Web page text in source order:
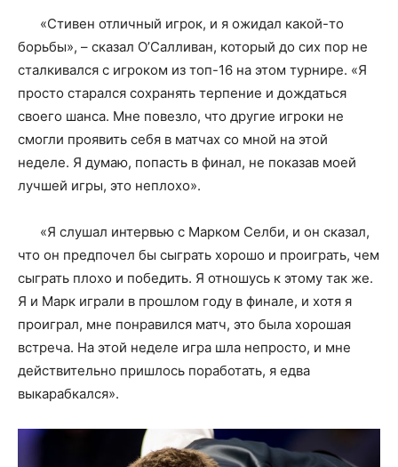
«Стивен отличный игрок, и я ожидал какой-то
борьбы», – сказал О’Салливан, который до сих пор не
сталкивался с игроком из топ-16 на этом турнире. «Я
просто старался сохранять терпение и дождаться
своего шанса. Мне повезло, что другие игроки не
смогли проявить себя в матчах со мной на этой
неделе. Я думаю, попасть в финал, не показав моей
лучшей игры, это неплохо».
«Я слушал интервью с Марком Селби, и он сказал,
что он предпочел бы сыграть хорошо и проиграть, чем
сыграть плохо и победить. Я отношусь к этому так же.
Я и Марк играли в прошлом году в финале, и хотя я
проиграл, мне понравился матч, это была хорошая
встреча. На этой неделе игра шла непросто, и мне
действительно пришлось поработать, я едва
выкарабкался».